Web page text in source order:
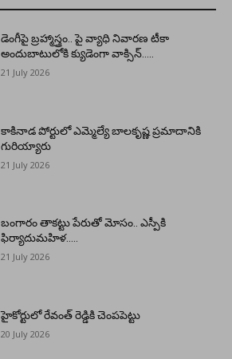
డెంగీపై బ్రహ్మాస్త్రం.. పై వ్యాధి నివారణ టీకా
అందుబాటులోకి క్యుడెంగా వాక్సిన్…..
21 July 2026
కాకినాడ పోర్టులో ఎమ్మెల్యే బాలకృష్ణ ప్రమాదానికి
గురియ్యారు
21 July 2026
బంగారం తాకట్టు పేరుతో మోసం.. ఎస్పీకి
ఫిర్యాదుమహిళ…..
21 July 2026
హైకోర్టులో రేవంత్ రెడ్డికి చెంపపెట్టు
20 July 2026